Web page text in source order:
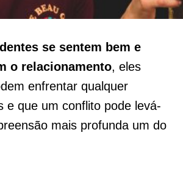
se sentem bem e
o relacionamento, eles
enfrentar qualquer
e que um conflito pode levá-
mais profunda um do